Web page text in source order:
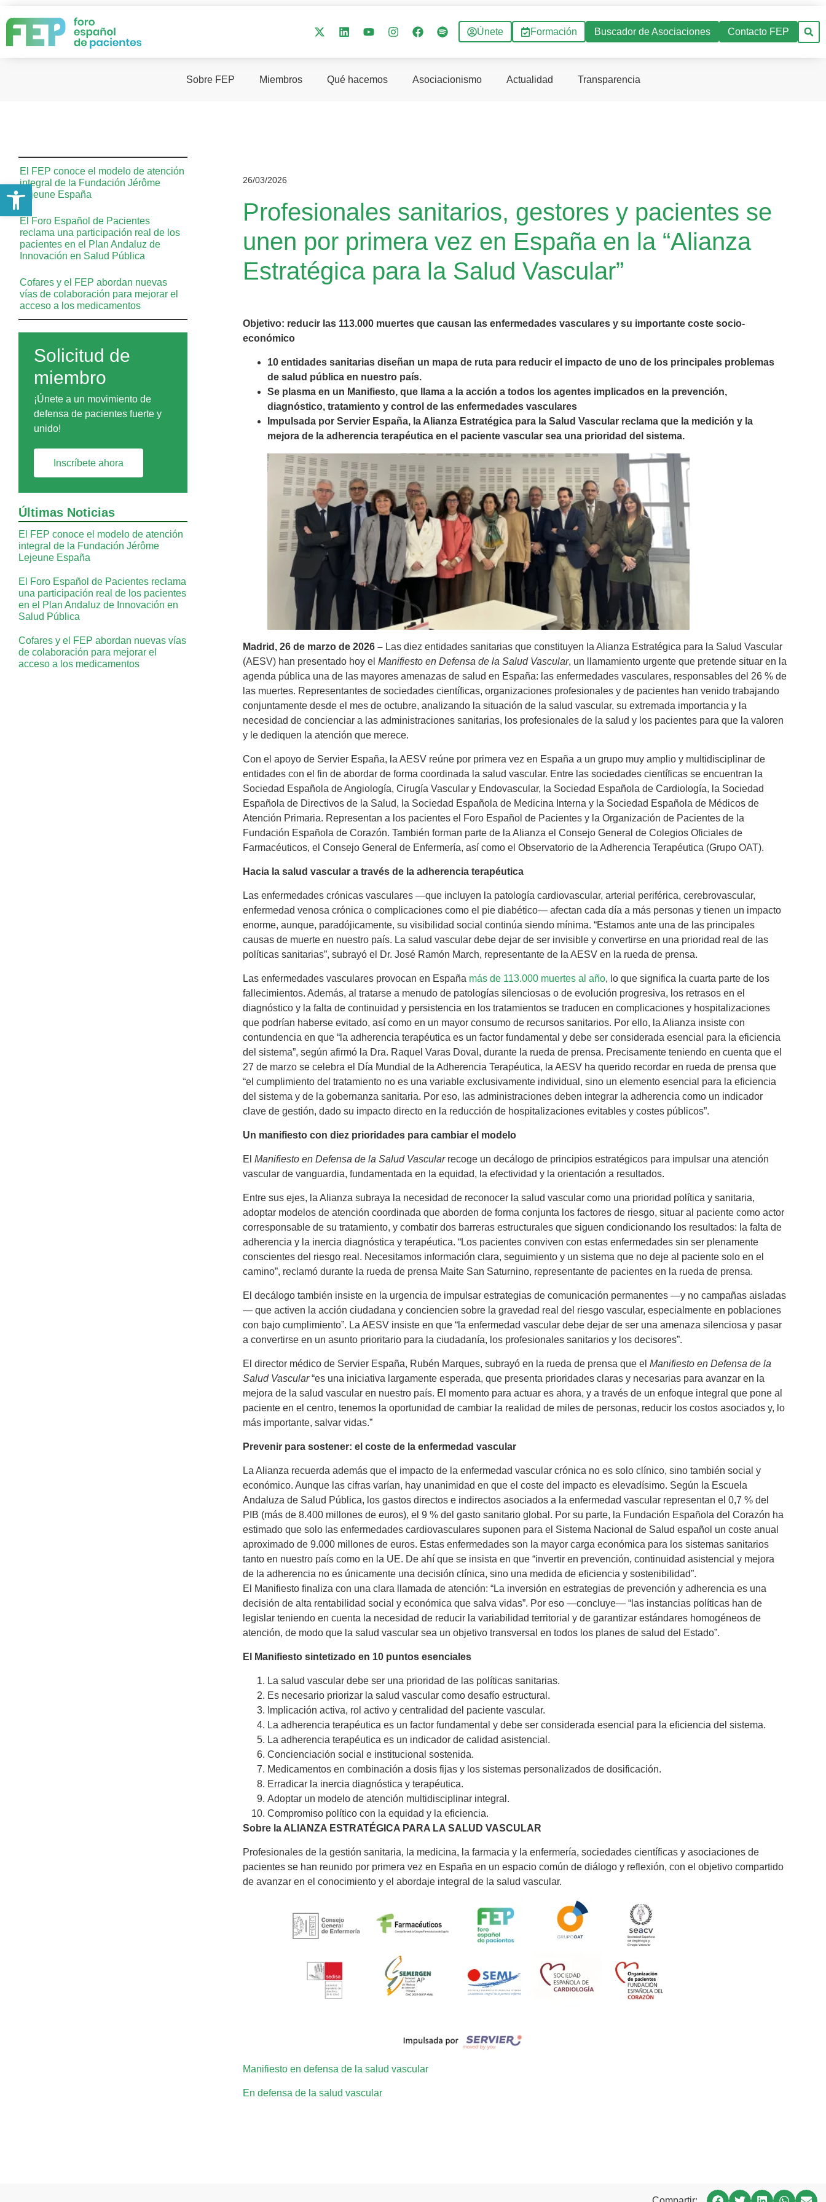
Únete Formación Buscador de Asociaciones Contacto FEP
Sobre FEP Miembros Qué hacemos Asociacionismo Actualidad Transparencia
El FEP conoce el modelo de atención
integral de la Fundación Jérôme
Lejeune España
El Foro Español de Pacientes
reclama una participación real de los
pacientes en el Plan Andaluz de
Innovación en Salud Pública
Cofares y el FEP abordan nuevas
vías de colaboración para mejorar el
acceso a los medicamentos
Solicitud de
miembro
¡Únete a un movimiento de
defensa de pacientes fuerte y
unido!
Inscríbete ahora
Últimas Noticias
El FEP conoce el modelo de atención
integral de la Fundación Jérôme
Lejeune España
El Foro Español de Pacientes reclama
una participación real de los pacientes
en el Plan Andaluz de Innovación en
Salud Pública
Cofares y el FEP abordan nuevas vías
de colaboración para mejorar el
acceso a los medicamentos
26/03/2026
Profesionales sanitarios, gestores y pacientes se
unen por primera vez en España en la “Alianza
Estratégica para la Salud Vascular”
Objetivo: reducir las 113.000 muertes que causan las enfermedades vasculares y su importante coste socio-
económico
10 entidades sanitarias diseñan un mapa de ruta para reducir el impacto de uno de los principales problemas
de salud pública en nuestro país.
Se plasma en un Manifiesto, que llama a la acción a todos los agentes implicados en la prevención,
diagnóstico, tratamiento y control de las enfermedades vasculares
Impulsada por Servier España, la Alianza Estratégica para la Salud Vascular reclama que la medición y la
mejora de la adherencia terapéutica en el paciente vascular sea una prioridad del sistema.
Madrid, 26 de marzo de 2026 – Las diez entidades sanitarias que constituyen la Alianza Estratégica para la Salud Vascular
(AESV) han presentado hoy el Manifiesto en Defensa de la Salud Vascular, un llamamiento urgente que pretende situar en la
agenda pública una de las mayores amenazas de salud en España: las enfermedades vasculares, responsables del 26 % de
las muertes. Representantes de sociedades científicas, organizaciones profesionales y de pacientes han venido trabajando
conjuntamente desde el mes de octubre, analizando la situación de la salud vascular, su extremada importancia y la
necesidad de concienciar a las administraciones sanitarias, los profesionales de la salud y los pacientes para que la valoren
y le dediquen la atención que merece.
Con el apoyo de Servier España, la AESV reúne por primera vez en España a un grupo muy amplio y multidisciplinar de
entidades con el fin de abordar de forma coordinada la salud vascular. Entre las sociedades científicas se encuentran la
Sociedad Española de Angiología, Cirugía Vascular y Endovascular, la Sociedad Española de Cardiología, la Sociedad
Española de Directivos de la Salud, la Sociedad Española de Medicina Interna y la Sociedad Española de Médicos de
Atención Primaria. Representan a los pacientes el Foro Español de Pacientes y la Organización de Pacientes de la
Fundación Española de Corazón. También forman parte de la Alianza el Consejo General de Colegios Oficiales de
Farmacéuticos, el Consejo General de Enfermería, así como el Observatorio de la Adherencia Terapéutica (Grupo OAT).
Hacia la salud vascular a través de la adherencia terapéutica
Las enfermedades crónicas vasculares —que incluyen la patología cardiovascular, arterial periférica, cerebrovascular,
enfermedad venosa crónica o complicaciones como el pie diabético— afectan cada día a más personas y tienen un impacto
enorme, aunque, paradójicamente, su visibilidad social continúa siendo mínima. “Estamos ante una de las principales
causas de muerte en nuestro país. La salud vascular debe dejar de ser invisible y convertirse en una prioridad real de las
políticas sanitarias”, subrayó el Dr. José Ramón March, representante de la AESV en la rueda de prensa.
Las enfermedades vasculares provocan en España más de 113.000 muertes al año, lo que significa la cuarta parte de los
fallecimientos. Además, al tratarse a menudo de patologías silenciosas o de evolución progresiva, los retrasos en el
diagnóstico y la falta de continuidad y persistencia en los tratamientos se traducen en complicaciones y hospitalizaciones
que podrían haberse evitado, así como en un mayor consumo de recursos sanitarios. Por ello, la Alianza insiste con
contundencia en que “la adherencia terapéutica es un factor fundamental y debe ser considerada esencial para la eficiencia
del sistema”, según afirmó la Dra. Raquel Varas Doval, durante la rueda de prensa. Precisamente teniendo en cuenta que el
27 de marzo se celebra el Día Mundial de la Adherencia Terapéutica, la AESV ha querido recordar en rueda de prensa que
“el cumplimiento del tratamiento no es una variable exclusivamente individual, sino un elemento esencial para la eficiencia
del sistema y de la gobernanza sanitaria. Por eso, las administraciones deben integrar la adherencia como un indicador
clave de gestión, dado su impacto directo en la reducción de hospitalizaciones evitables y costes públicos”.
Un manifiesto con diez prioridades para cambiar el modelo
El Manifiesto en Defensa de la Salud Vascular recoge un decálogo de principios estratégicos para impulsar una atención
vascular de vanguardia, fundamentada en la equidad, la efectividad y la orientación a resultados.
Entre sus ejes, la Alianza subraya la necesidad de reconocer la salud vascular como una prioridad política y sanitaria,
adoptar modelos de atención coordinada que aborden de forma conjunta los factores de riesgo, situar al paciente como actor
corresponsable de su tratamiento, y combatir dos barreras estructurales que siguen condicionando los resultados: la falta de
adherencia y la inercia diagnóstica y terapéutica. “Los pacientes conviven con estas enfermedades sin ser plenamente
conscientes del riesgo real. Necesitamos información clara, seguimiento y un sistema que no deje al paciente solo en el
camino”, reclamó durante la rueda de prensa Maite San Saturnino, representante de pacientes en la rueda de prensa.
El decálogo también insiste en la urgencia de impulsar estrategias de comunicación permanentes —y no campañas aisladas
— que activen la acción ciudadana y conciencien sobre la gravedad real del riesgo vascular, especialmente en poblaciones
con bajo cumplimiento”. La AESV insiste en que “la enfermedad vascular debe dejar de ser una amenaza silenciosa y pasar
a convertirse en un asunto prioritario para la ciudadanía, los profesionales sanitarios y los decisores”.
El director médico de Servier España, Rubén Marques, subrayó en la rueda de prensa que el Manifiesto en Defensa de la
Salud Vascular“es una iniciativa largamente esperada, que presenta prioridades claras y necesarias para avanzar en la
mejora de la salud vascular en nuestro país. El momento para actuar es ahora, y a través de un enfoque integral que pone al
paciente en el centro, tenemos la oportunidad de cambiar la realidad de miles de personas, reducir los costos asociados y, lo
más importante, salvar vidas.”
Prevenir para sostener: el coste de la enfermedad vascular
La Alianza recuerda además que el impacto de la enfermedad vascular crónica no es solo clínico, sino también social y
económico. Aunque las cifras varían, hay unanimidad en que el coste del impacto es elevadísimo. Según la Escuela
Andaluza de Salud Pública, los gastos directos e indirectos asociados a la enfermedad vascular representan el 0,7 % del
PIB (más de 8.400 millones de euros), el 9 % del gasto sanitario global. Por su parte, la Fundación Española del Corazón ha
estimado que solo las enfermedades cardiovasculares suponen para el Sistema Nacional de Salud español un coste anual
aproximado de 9.000 millones de euros. Estas enfermedades son la mayor carga económica para los sistemas sanitarios
tanto en nuestro país como en la UE. De ahí que se insista en que “invertir en prevención, continuidad asistencial y mejora
de la adherencia no es únicamente una decisión clínica, sino una medida de eficiencia y sostenibilidad”.
El Manifiesto finaliza con una clara llamada de atención: “La inversión en estrategias de prevención y adherencia es una
decisión de alta rentabilidad social y económica que salva vidas”. Por eso —concluye— “las instancias políticas han de
legislar teniendo en cuenta la necesidad de reducir la variabilidad territorial y de garantizar estándares homogéneos de
atención, de modo que la salud vascular sea un objetivo transversal en todos los planes de salud del Estado”.
El Manifiesto sintetizado en 10 puntos esenciales
La salud vascular debe ser una prioridad de las políticas sanitarias.
Es necesario priorizar la salud vascular como desafío estructural.
Implicación activa, rol activo y centralidad del paciente vascular.
La adherencia terapéutica es un factor fundamental y debe ser considerada esencial para la eficiencia del sistema.
La adherencia terapéutica es un indicador de calidad asistencial.
Concienciación social e institucional sostenida.
Medicamentos en combinación a dosis fijas y los sistemas personalizados de dosificación.
Erradicar la inercia diagnóstica y terapéutica.
Adoptar un modelo de atención multidisciplinar integral.
Compromiso político con la equidad y la eficiencia.
Sobre la ALIANZA ESTRATÉGICA PARA LA SALUD VASCULAR
Profesionales de la gestión sanitaria, la medicina, la farmacia y la enfermería, sociedades científicas y asociaciones de
pacientes se han reunido por primera vez en España en un espacio común de diálogo y reflexión, con el objetivo compartido
de avanzar en el conocimiento y el abordaje integral de la salud vascular.
Manifiesto en defensa de la salud vascular
En defensa de la salud vascular
Abrir barra de herramientas